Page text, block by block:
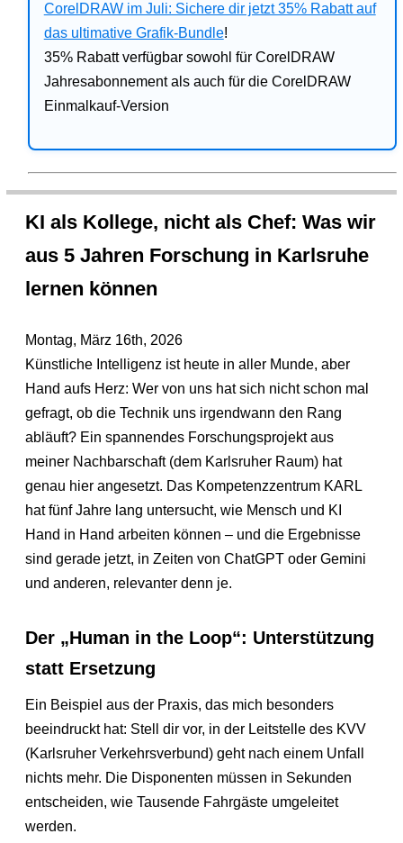
CorelDRAW im Juli: Sichere dir jetzt 35% Rabatt auf
das ultimative Grafik-Bundle!
35% Rabatt verfügbar sowohl für CorelDRAW
Jahresabonnement als auch für die CorelDRAW
Einmalkauf-Version
KI als Kollege, nicht als Chef: Was wir
aus 5 Jahren Forschung in Karlsruhe
lernen können
Montag, März 16th, 2026
Künstliche Intelligenz ist heute in aller Munde, aber
Hand aufs Herz: Wer von uns hat sich nicht schon mal
gefragt, ob die Technik uns irgendwann den Rang
abläuft? Ein spannendes Forschungsprojekt aus
meiner Nachbarschaft (dem Karlsruher Raum) hat
genau hier angesetzt. Das Kompetenzzentrum KARL
hat fünf Jahre lang untersucht, wie Mensch und KI
Hand in Hand arbeiten können – und die Ergebnisse
sind gerade jetzt, in Zeiten von ChatGPT oder Gemini
und anderen, relevanter denn je.
Der „Human in the Loop“: Unterstützung
statt Ersetzung
Ein Beispiel aus der Praxis, das mich besonders
beeindruckt hat: Stell dir vor, in der Leitstelle des KVV
(Karlsruher Verkehrsverbund) geht nach einem Unfall
nichts mehr. Die Disponenten müssen in Sekunden
entscheiden, wie Tausende Fahrgäste umgeleitet
werden.